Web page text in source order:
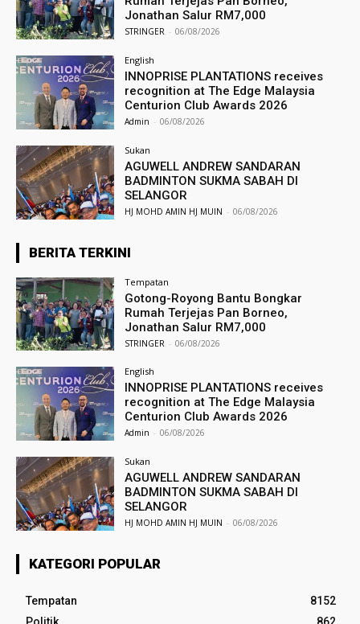
Jonathan Salur RM7,000
STRINGER - 06/08/2026
English
INNOPRISE PLANTATIONS receives
recognition at The Edge Malaysia
Centurion Club Awards 2026
Admin - 06/08/2026
Sukan
AGUWELL ANDREW SANDARAN
BADMINTON SUKMA SABAH DI
SELANGOR
HJ MOHD AMIN HJ MUIN - 06/08/2026
BERITA TERKINI
Tempatan
Gotong-Royong Bantu Bongkar
Rumah Terjejas Pan Borneo,
Jonathan Salur RM7,000
STRINGER - 06/08/2026
English
INNOPRISE PLANTATIONS receives
recognition at The Edge Malaysia
Centurion Club Awards 2026
Admin - 06/08/2026
Sukan
AGUWELL ANDREW SANDARAN
BADMINTON SUKMA SABAH DI
SELANGOR
HJ MOHD AMIN HJ MUIN - 06/08/2026
KATEGORI POPULAR
Tempatan
8152